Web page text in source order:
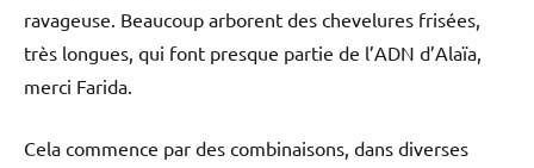
ravageuse. Beaucoup arborent des chevelures frisées,
très longues, qui font presque partie de l’ADN d’Alaïa,
merci Farida.
Cela commence par des combinaisons, dans diverses